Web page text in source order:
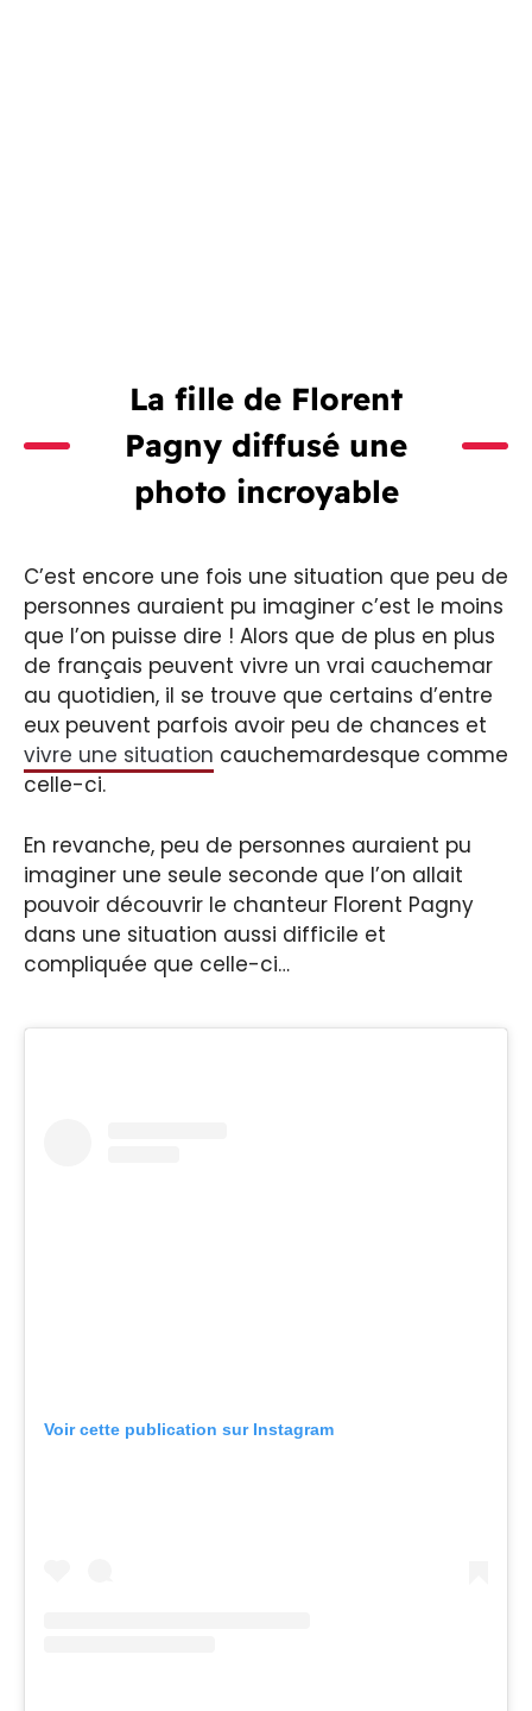
La fille de Florent
Pagny diffusé une
photo incroyable
C’est encore une fois une situation que peu de
personnes auraient pu imaginer c’est le moins
que l’on puisse dire ! Alors que de plus en plus
de français peuvent vivre un vrai cauchemar
au quotidien, il se trouve que certains d’entre
eux peuvent parfois avoir peu de chances et
vivre une situation cauchemardesque comme
celle-ci.
En revanche, peu de personnes auraient pu
imaginer une seule seconde que l’on allait
pouvoir découvrir le chanteur Florent Pagny
dans une situation aussi difficile et
compliquée que celle-ci…
Voir cette publication sur Instagram